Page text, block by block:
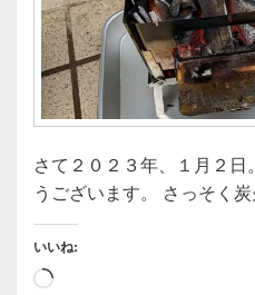
さて２０２３年、１月２
うございます。 さっそく炭
いいね:
読